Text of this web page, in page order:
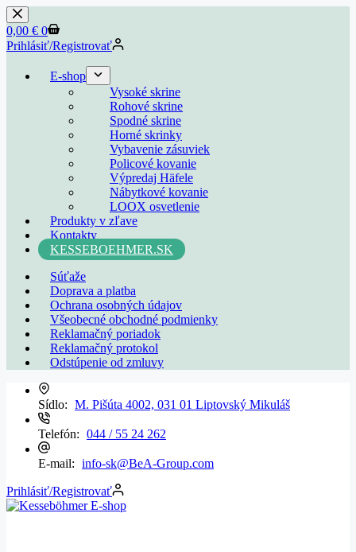
Skip
to
content
Shopping
cart
0,00 € 0
Prihlásiť/Registrovať
E-shop
Vysoké skrine
Rohové skrine
Spodné skrine
Horné skrinky
Vybavenie zásuviek
Policové kovanie
Výpredaj Häfele
Nábytkové kovanie
LOOX osvetlenie
Produkty v zľave
Kontakty
KESSEBOEHMER.SK
Súťaže
Doprava a platba
Ochrana osobných údajov
Všeobecné obchodné podmienky
Reklamačný poriadok
Reklamačný protokol
Odstúpenie od zmluvy
Sídlo: M. Pišúta 4002, 031 01 Liptovský Mikuláš
Telefón: 044 / 55 24 262
E-mail: info-sk@BeA-Group.com
Prihlásiť/Registrovať